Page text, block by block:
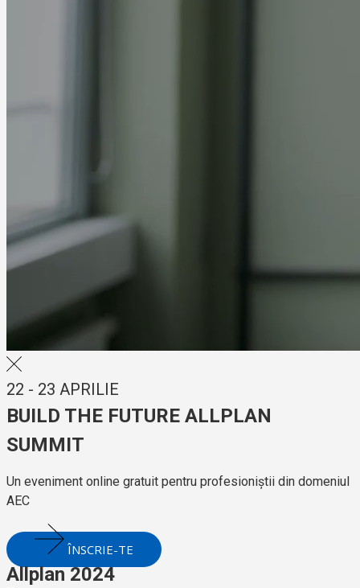
22 - 23 APRILIE
BUILD THE FUTURE ALLPLAN
SUMMIT
Un eveniment online gratuit pentru profesioniștii din domeniul
AEC
ÎNSCRIE-TE
Allplan 2024